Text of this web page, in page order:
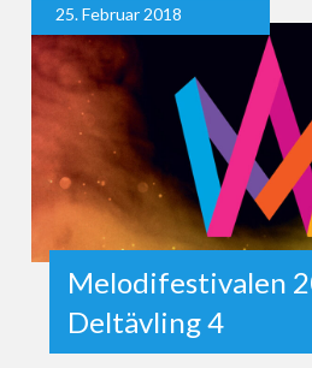
25. Februar 2018
Melodifestivalen
Deltävling 4